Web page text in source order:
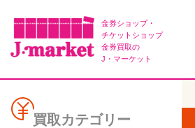
金券ショップ・
チケットショップ
金券買取の
J・マーケット
買取カテゴリー